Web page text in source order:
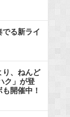
る新ライ
り、ねんど
ク」が登
開催中！